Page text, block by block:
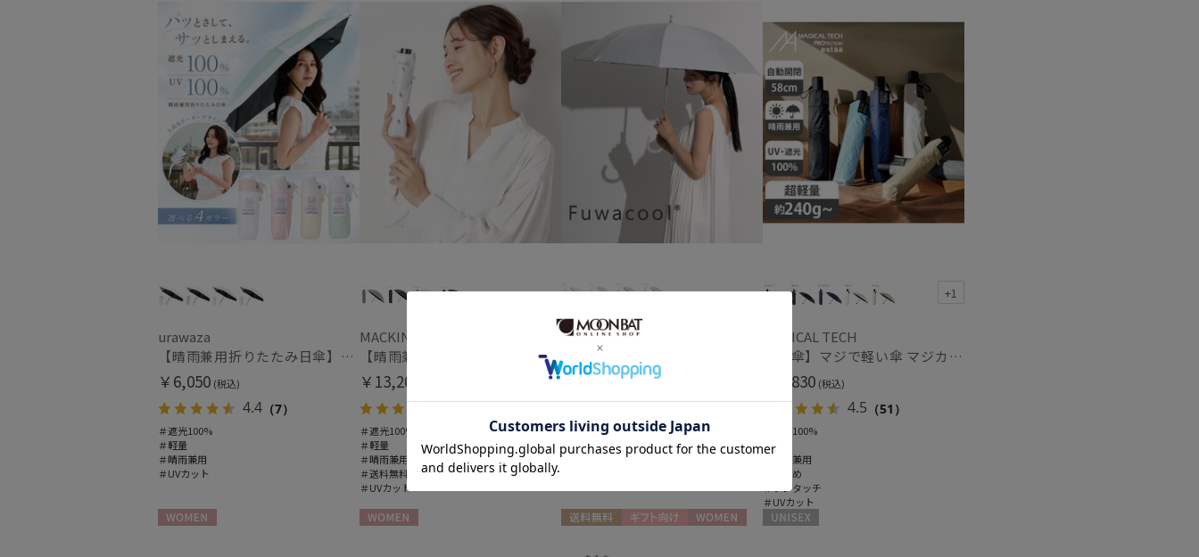
入荷状況
予約
もうすぐ
再入荷
urawaza
【晴雨兼用折りたたみ日傘】パッとさして、サッとしまえる傘コワザ(kowaza) ボーダー 50 遮光100% UV100%
￥6,050 (税込)
4.4 （7）
＃遮光100%
＃軽量
＃晴雨兼用
＃UVカット
MACKINTOSH PHILOSOPHY
【晴雨兼用折りたたみ日傘】マッキントッシュ フィロソフィー (MACKINTOSH PHILOSOPHY)コーギー 雨の日OK 軽量 遮光100％ 遮熱 UV
￥13,200
5.0
＃遮光100%
＃軽量
＃晴雨兼用
＃送料無料
＃UVカット
Fuwacool®
￥12,100 (税込)
＃遮光100%
＃晴雨兼用
＃UVカット
+1
MAGICAL TECH
【日傘】マジで軽い傘 マジカルテックプロテクション(MAGICAL TECH PROTECTION) 58cm 晴雨兼用傘自動開閉折りたたみ日傘 一級遮光100% UV 軽量 機能性 大きめ 人気
￥5,830 (税込)
4.5 （51）
＃遮光100%
＃軽量
＃晴雨兼用
＃大きめ
＃ワンタッチ
＃UVカット